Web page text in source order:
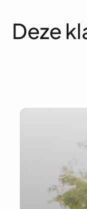
Deze